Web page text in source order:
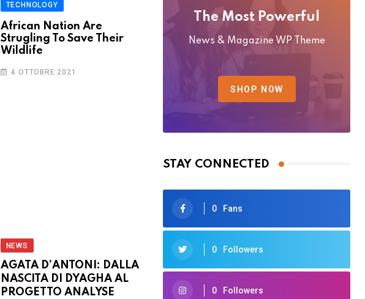
TECHNOLOGY
African Nation Are
Strugling To Save Their
Wildlife
4 OTTOBRE 2021
NEWS
AGATA D’ANTONI: DALLA
NASCITA DI DYAGHA AL
PROGETTO ANALYSE
The Most Powerful
News & Magazine WP Theme
SHOP NOW
STAY CONNECTED
0 Fans
0 Followers
0 Followers